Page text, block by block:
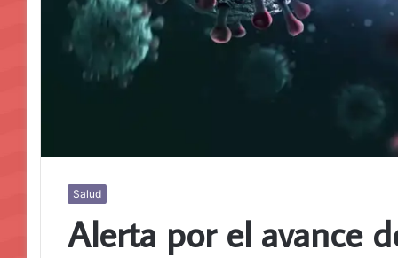
Salud
Alerta por el avance